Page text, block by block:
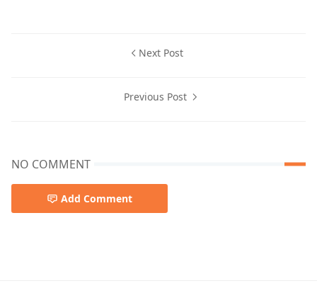
Next Post
Previous Post
NO COMMENT
Add Comment